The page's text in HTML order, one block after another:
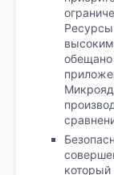
Ресурсы
который